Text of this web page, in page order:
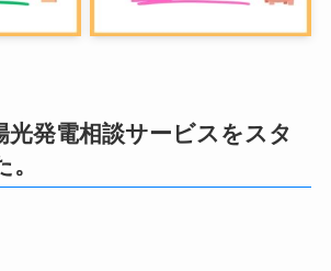
光発電相談サービスをスタ